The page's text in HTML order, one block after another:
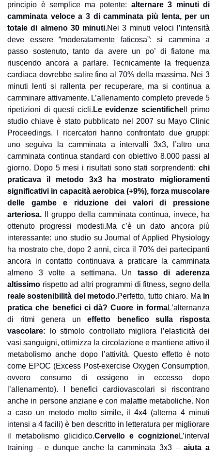
principio è semplice ma potente: alternare 3 minuti di
camminata veloce a 3 di camminata più lenta, per un
totale di almeno 30 minuti.Nei 3 minuti veloci l’intensità
deve essere “moderatamente faticosa”: si cammina a
passo sostenuto, tanto da avere un po’ di fiatone ma
riuscendo ancora a parlare. Tecnicamente la frequenza
cardiaca dovrebbe salire fino al 70% della massima. Nei 3
minuti lenti si rallenta per recuperare, ma si continua a
camminare attivamente. L’allenamento completo prevede 5
ripetizioni di questi cicli. Le evidenze scientificheIl primo
studio chiave è stato pubblicato nel 2007 su Mayo Clinic
Proceedings. I ricercatori hanno confrontato due gruppi:
uno seguiva la camminata a intervalli 3x3, l’altro una
camminata continua standard con obiettivo 8.000 passi al
giorno. Dopo 5 mesi i risultati sono stati sorprendenti: chi
praticava il metodo 3x3 ha mostrato miglioramenti
significativi in capacità aerobica (+9%), forza muscolare
delle gambe e riduzione dei valori di pressione
arteriosa.
Il gruppo della camminata continua, invece, ha
ottenuto progressi modesti.Ma c’è un dato ancora più
interessante: uno studio su Journal of Applied Physiology
ha mostrato che, dopo 2 anni, circa il 70% dei partecipanti
ancora in contatto continuava a praticare la camminata
almeno 3 volte a settimana. Un
tasso di aderenza
altissimo rispetto ad altri programmi di fitness, segno della
reale sostenibilità del metodo.Perfetto, tutto chiaro. Ma in
pratica che benefici ci dà? Cuore in formaL’alternanza
di ritmi genera un effetto benefico sulla risposta
vascolare: lo stimolo controllato migliora l’elasticità dei
vasi sanguigni, ottimizza la circolazione e mantiene attivo il
metabolismo anche dopo l’attività. Questo effetto è noto
come EPOC (Excess Post-exercise Oxygen Consumption,
ovvero consumo di ossigeno in eccesso dopo
l’allenamento).
I benefici cardiovascolari si riscontrano
anche in persone anziane e con malattie metaboliche. Non
a caso un metodo molto simile, il 4x4 (alterna 4 minuti
intensi a 4 facili) è ben descritto in letteratura per migliorare
il metabolismo glicidico.Cervello e cognizioneL’interval
training – e dunque anche la camminata 3x3 – aiuta a